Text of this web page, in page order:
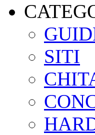
SITI